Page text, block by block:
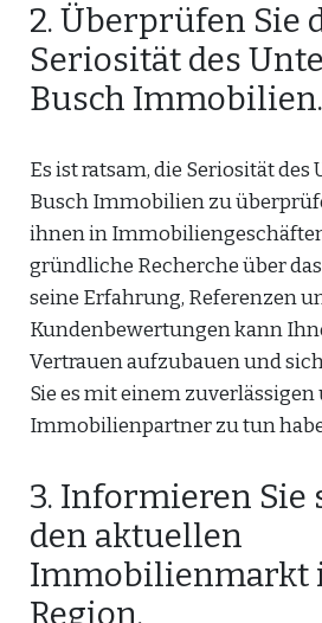
2. Überprüfen Sie
Seriosität des
Busch Immobilien.
Es ist ratsam, die Seriosität
Busch Immobilien zu
ihnen in
gründliche Recherche über
seine Erfahrung, Referenzen
Kundenbewertungen kann
Vertrauen aufzubauen und
Sie es mit einem
Immobilienpartner zu tun
3. Informieren Sie
den aktuellen
Immobilienmarkt
Region.